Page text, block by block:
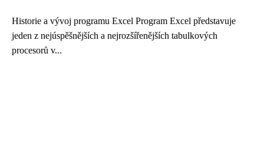
Historie a vývoj programu Excel Program Excel představuje
jeden z nejúspěšnějších a nejrozšířenějších tabulkových
procesorů v...